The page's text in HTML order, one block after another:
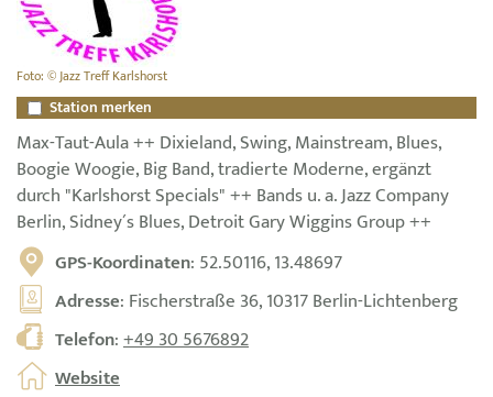
Foto: © Jazz Treff Karlshorst
Station merken
Max-Taut-Aula ++ Dixieland, Swing, Mainstream, Blues,
Boogie Woogie, Big Band, tradierte Moderne, ergänzt
durch "Karlshorst Specials" ++ Bands u. a. Jazz Company
Berlin, Sidney´s Blues, Detroit Gary Wiggins Group ++
GPS-Koordinaten: 52.50116, 13.48697
Adresse: Fischerstraße 36, 10317 Berlin-Lichtenberg
Telefon:+49 30 5676892
Website